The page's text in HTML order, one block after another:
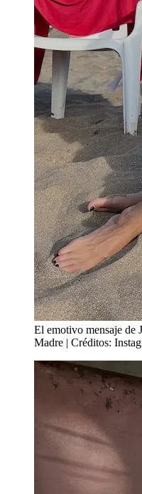
El emotivo mensaje de
Madre | Créditos: